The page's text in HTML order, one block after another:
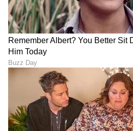
ನಿಮ್ಮ ಒಂದೇ ಕ್ಲಿಕ್‌ನಲ್ಲಿ ಲಭ್ಯ.
ನ್ಯೂಸ್ ಅಧಿಕೃತ ಆ್ಯಪ್
ಎಲ್ಲಾ ಅಪ್‌ಡೇಟ್ ಗಳನ್ನು